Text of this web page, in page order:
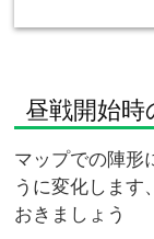
昼戦開始
マップでの陣形
うに変化します
おきましょう